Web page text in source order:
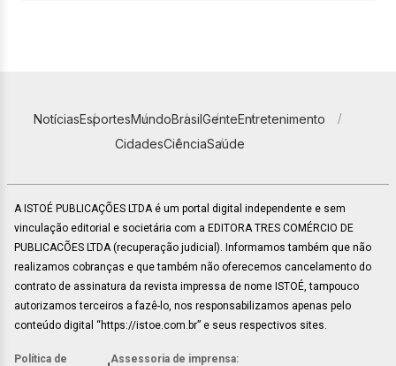
NotíciasEsportesMundoBrasilGenteEntretenimento
CidadesCiênciaSaúde
A ISTOÉ PUBLICAÇÕES LTDA é um portal digital independente e sem
vinculação editorial e societária com a EDITORA TRES COMÉRCIO DE
PUBLICACÕES LTDA (recuperação judicial). Informamos também que não
realizamos cobranças e que também não oferecemos cancelamento do
contrato de assinatura da revista impressa de nome ISTOÉ, tampouco
autorizamos terceiros a fazê-lo, nos responsabilizamos apenas pelo
conteúdo digital “https://istoe.com.br” e seus respectivos sites.
Política de Assessoria de imprensa: